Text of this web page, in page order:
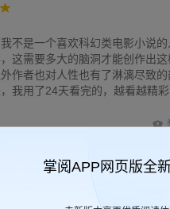
不是一个喜欢科幻类电影小说的
这需要多大的脑洞才能创作出这
作者也对人性也有了淋漓尽致的
我用了24天看完的，越看越精彩
按时间顺序
掌阅APP网页版全